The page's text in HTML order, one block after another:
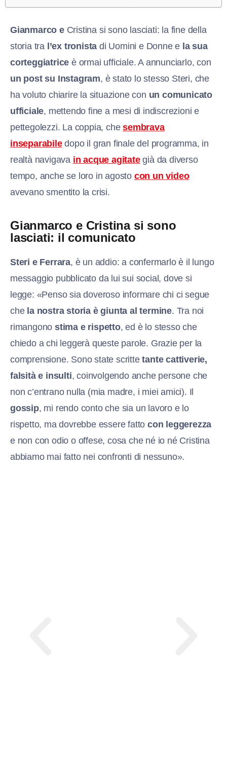
Gianmarco e Cristina si sono lasciati: la fine della
storia tra l’ex tronista di Uomini e Donne e la sua
corteggiatrice è ormai ufficiale. A annunciarlo, con
un post su Instagram, è stato lo stesso Steri, che
ha voluto chiarire la situazione con un comunicato
ufficiale, mettendo fine a mesi di indiscrezioni e
pettegolezzi. La coppia, chesembrava
inseparabiledopo il gran finale del programma, in
realtà navigava in acque agitategià da diverso
tempo, anche se loro in agosto con un video
avevano smentito la crisi.
Gianmarco e Cristina si sono
lasciati: il comunicato
Steri e Ferrara, è un addio: a confermarlo è il lungo
messaggio pubblicato da lui sui social, dove si
legge: «Penso sia doveroso informare chi ci segue
che la nostra storia è giunta al termine. Tra noi
rimangonostima e rispetto, ed è lo stesso che
chiedo a chi leggerà queste parole. Grazie per la
comprensione. Sono state scrittetante cattiverie,
falsità e insulti, coinvolgendo anche persone che
non c’entrano nulla (mia madre, i miei amici). Il
gossip, mi rendo conto che sia un lavoro e lo
rispetto, ma dovrebbe essere fattocon leggerezza
e non con odio o offese, cosa che né io né Cristina
abbiamo mai fatto nei confronti di nessuno».